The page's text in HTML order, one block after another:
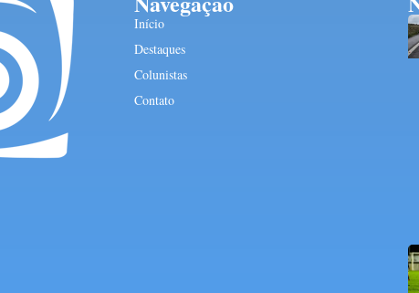
Início
Destaques
Colunistas
Contato